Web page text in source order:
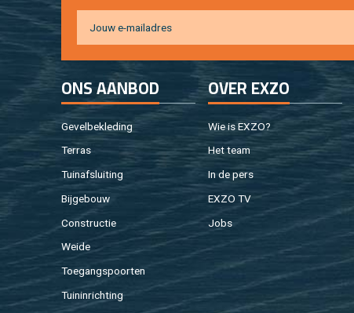
ONS AAN­BOD
Ge­vel­be­kle­ding
Ter­ras
Tuin­af­slui­ting
Bij­ge­bouw
Con­struc­tie
Weide
Toe­gangs­poor­ten
Tuin­in­rich­ting
OVER EXZO
Wie is EXZO?
Het team
In de pers
EXZO TV
Jobs